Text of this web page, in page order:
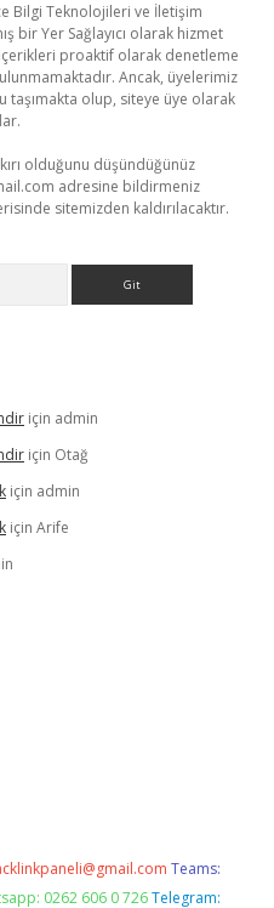
Bilgi Teknolojileri ve İletişim
bir Yer Sağlayıcı olarak hizmet
proaktif olarak denetleme
Ancak, üyelerimiz
taşımakta olup, siteye üye olarak
olduğunu düşündüğünüz
adresine bildirmeniz
sitemizden kaldırılacaktır.
için admin
için Otağ
için admin
için Arife
Teams:
0262 606 0 726 Telegram: